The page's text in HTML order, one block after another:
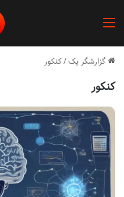
گزارشگر یک/کنکور
کنکور